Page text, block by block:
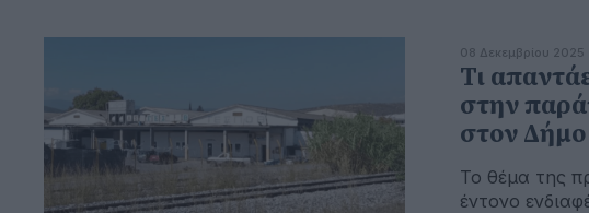
08 Δεκεμβρίου 2025
Τι
στην
στον
Το θέμα της
έντονο